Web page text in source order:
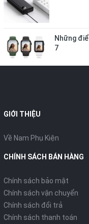
Những
7
GIỚI THIỆU
Về Nam Phụ Kiện
CHÍNH SÁCH BÁN HÀNG
Chính sách bảo mật
Chính sách vận chuyển
Chính sách đổi trả
Chính sách thanh toán